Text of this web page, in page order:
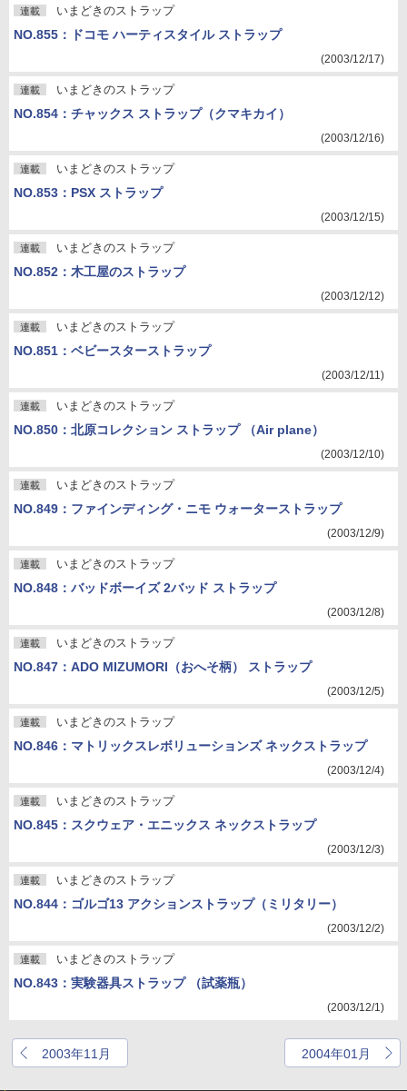
連載 いまどきのストラップ
NO.855：ドコモ ハーティスタイル ストラップ
(2003/12/17)
連載 いまどきのストラップ
NO.854：チャックス ストラップ（クマキカイ）
(2003/12/16)
連載 いまどきのストラップ
NO.853：PSX ストラップ
(2003/12/15)
連載 いまどきのストラップ
NO.852：木工屋のストラップ
(2003/12/12)
連載 いまどきのストラップ
NO.851：ベビースターストラップ
(2003/12/11)
連載 いまどきのストラップ
NO.850：北原コレクション ストラップ （Air plane）
(2003/12/10)
連載 いまどきのストラップ
NO.849：ファインディング・ニモ ウォーターストラップ
(2003/12/9)
連載 いまどきのストラップ
NO.848：バッドボーイズ 2バッド ストラップ
(2003/12/8)
連載 いまどきのストラップ
NO.847：ADO MIZUMORI（おへそ柄） ストラップ
(2003/12/5)
連載 いまどきのストラップ
NO.846：マトリックスレボリューションズ ネックストラップ
(2003/12/4)
連載 いまどきのストラップ
NO.845：スクウェア・エニックス ネックストラップ
(2003/12/3)
連載 いまどきのストラップ
NO.844：ゴルゴ13 アクションストラップ（ミリタリー）
(2003/12/2)
連載 いまどきのストラップ
NO.843：実験器具ストラップ （試薬瓶）
(2003/12/1)
2003年11月 2004年01月